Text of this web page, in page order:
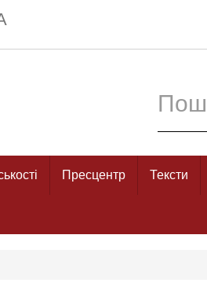
Пресцентр Тексти